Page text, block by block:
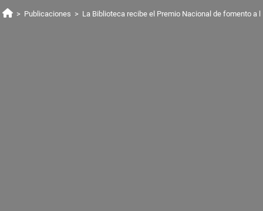
> Publicaciones > La Biblioteca recibe el Premio Nacional de fomento a